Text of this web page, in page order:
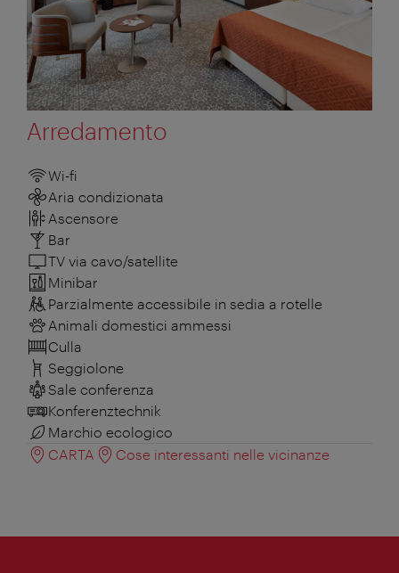
Arredamento
Wi-fi
Aria condizionata
Ascensore
Bar
TV via cavo/satellite
Minibar
Parzialmente accessibile in sedia a rotelle
Animali domestici ammessi
Culla
Seggiolone
Sale conferenza
Konferenztechnik
Marchio ecologico
CARTA
Cose interessanti nelle vicinanze